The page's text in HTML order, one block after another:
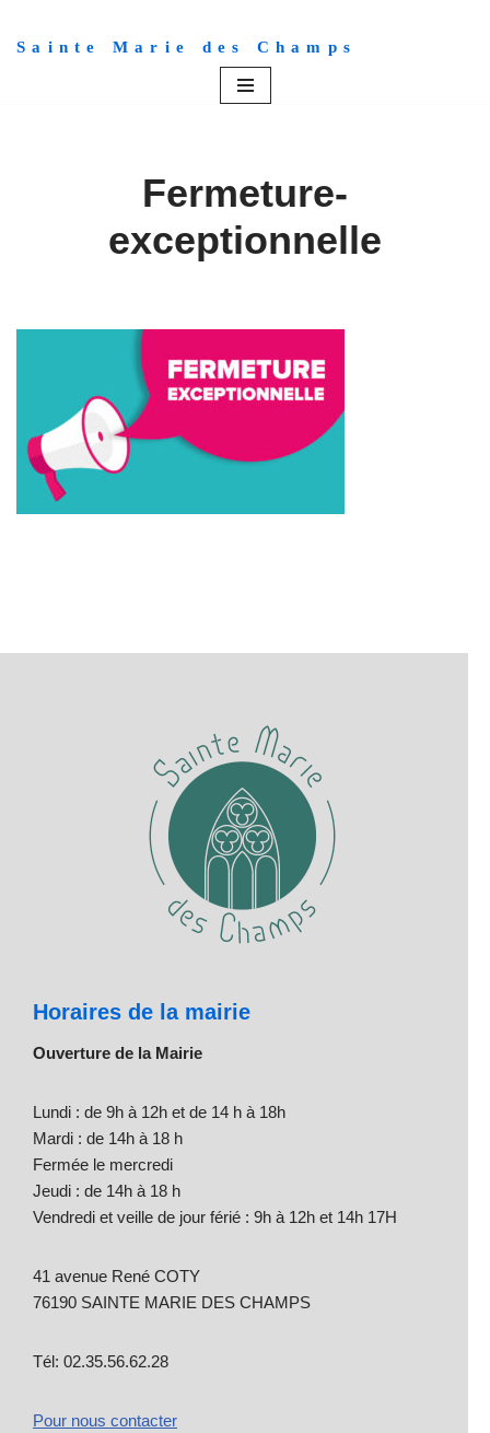
Aller
Sainte Marie des Champs
Fermeture-
exceptionnelle
Horaires de la mairie
Ouverture de la Mairie
Lundi : de 9h à 12h et de 14 h à 18h
Mardi : de 14h à 18 h
Fermée le mercredi
Jeudi : de 14h à 18 h
Vendredi et veille de jour férié : 9h à 12h et 14h 17H
41 avenue René COTY
76190 SAINTE MARIE DES CHAMPS
Tél: 02.35.56.62.28
Pour nous contacter